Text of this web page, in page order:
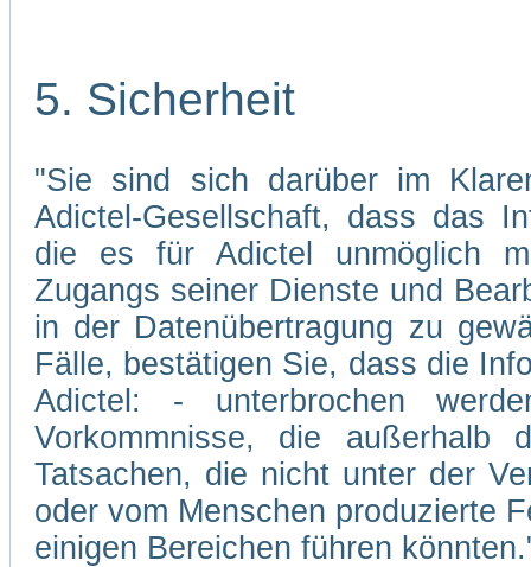
5. Sicherheit
"Sie sind sich darüber im
Adictel-Gesellschaft, dass das
die es für Adictel unmöglich
Zugangs seiner Dienste und
in der Datenübertragung zu
Fälle, bestätigen Sie, dass die
Adictel: - unterbrochen
Vorkommnisse, die
Tatsachen, die nicht unter der
oder vom Menschen produzierte
einigen Bereichen führen